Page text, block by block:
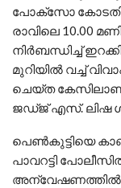
പോക്‌സോ കോടതി
രാവിലെ 10.00
നിര്‍ബന്ധിച്ച്
മുറിയില്‍ വച്ച്
ചെയ്ത
ജഡ്ജ് എസ്. ലിഷ
പെണ്‍കുട്ടിയെ
പാവറട്ടി
അന്വേഷണത്തില്‍